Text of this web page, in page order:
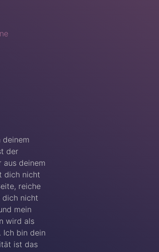
deinem
der
aus deinem
dich nicht
reiche
dich nicht
mein
wird als
Ich bin dein
ist das